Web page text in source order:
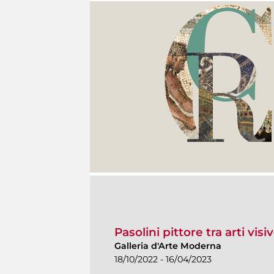
Pasolini pittore tra arti
Galleria d'Arte Moderna
18/10/2022 - 16/04/2023